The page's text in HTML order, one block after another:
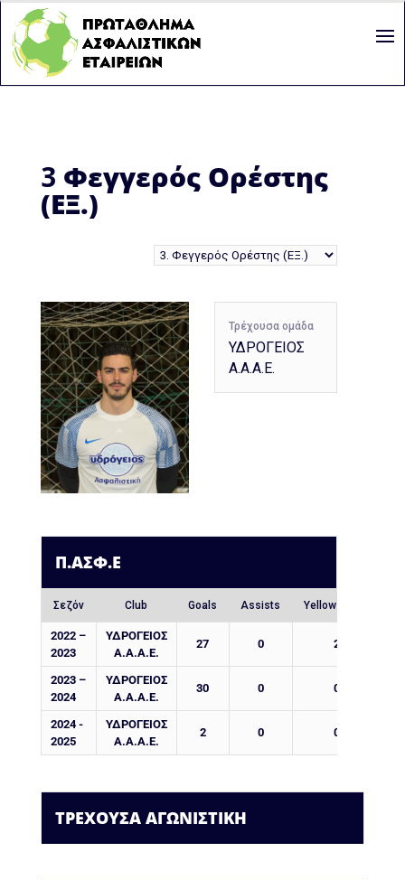
3 Φεγγερός Ορέστης
(ΕΞ.)
Τρέχουσα ομάδα
ΥΔΡΟΓΕΙΟΣ
Α.Α.Α.Ε.
Π.ΑΣΦ.Ε
Σεζόν Club Goals Assists Yellow Cards
2022 –
2023
ΥΔΡΟΓΕΙΟΣ
Α.Α.Α.Ε.
27 0 2
2023 –
2024
ΥΔΡΟΓΕΙΟΣ
Α.Α.Α.Ε.
30 0 0
2024 -
2025
ΥΔΡΟΓΕΙΟΣ
Α.Α.Α.Ε.
2 0 0
ΤΡΕΧΟΥΣΑ ΑΓΩΝΙΣΤΙΚΗ